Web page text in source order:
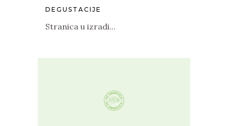
DEGUSTACIJE
Stranica u izradi...